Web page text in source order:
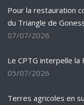
Pour la restauration
du Triangle de
07/07/2026
Le CPTG interpelle la
05/07/2026
Terres agricoles en